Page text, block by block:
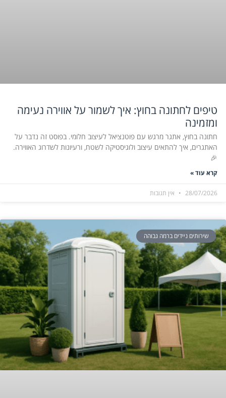
טיפים לחתונה בחוץ: איך לשמור על אווירה נעימה
ומזמינה
חתונה בחוץ, אתגר מרגש עם פוטנציאל לעיצוב חלומי. בפוסט זה נדבר על
האתגרים, איך להתאים עיצוב ולוגיסטיקה לשטח, ורעיונות לשדרוג האווירה.
🎉
קרא עוד »
28/07/2026 אין תגובות
שירותים ניידים ברמה גבוהה